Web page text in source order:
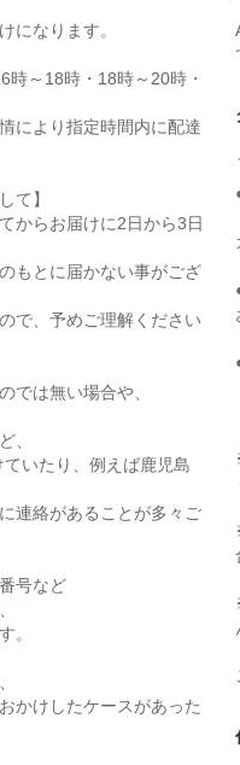
になります。
～18時・18時～20時・
により指定時間内に配達
て】
からお届けに2日から3日
もとに届かない事がござ
で、予めご理解ください
では無い場合や、
、
いたり、例えば鹿児島
連絡があることが多々ご
号など
。
かけしたケースがあった